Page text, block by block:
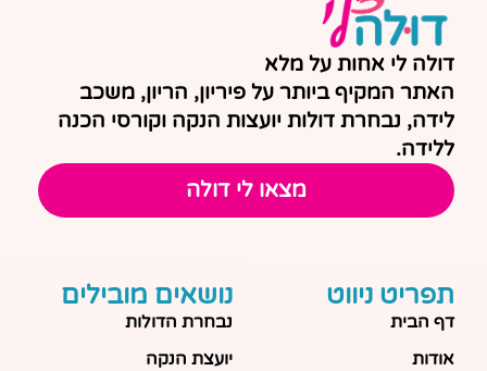
דולה לי אחות על מלא
האתר המקיף ביותר על פיריון, הריון, משכב
לידה, נבחרת דולות יועצות הנקה וקורסי הכנה
ללידה.
מצאו לי דולה
תפריט ניווט
דף הבית
אודות
נושאים מובילים
נבחרת הדולות
יועצת הנקה